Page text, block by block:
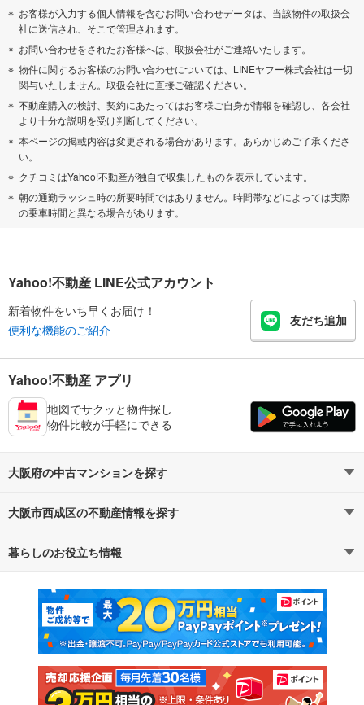
お客様が入力する個人情報を含むお問い合わせデータは、当該物件の取扱会
社に送信され、そこで管理されます。
お問い合わせをされたお客様へは、取扱会社がご連絡いたします。
物件に関するお客様のお問い合わせについては、LINEヤフー株式会社は一切
関与いたしません。取扱会社に直接ご確認ください。
不動産購入の検討、契約にあたってはお客様ご自身が情報を確認し、各会社
より十分な説明を受け判断してください。
本ページの掲載内容は変更される場合があります。あらかじめご了承くださ
い。
クチコミはYahoo!不動産が独自で収集したものを表示しています。
朝の通勤ラッシュ時の所要時間ではありません。時間帯などによっては実際
の乗車時間と異なる場合があります。
Yahoo!不動産 LINE公式アカウント
新着物件をいち早くお届け！
便利な機能のご紹介
友だち追加
Yahoo!不動産 アプリ
地図でサクッと物件探し
物件比較が手軽にできる
大阪府の中古マンションを探す
路線・駅から探す
通勤・通学時間から探す
大阪市西成区の不動産情報を探す
不動産・住宅
新築マンション 中古マンション
新築一戸建て 中古一戸建て
注文住宅 土地
暮らしのお役立ち情報
マンションカタログ 教えて！住まいの先生